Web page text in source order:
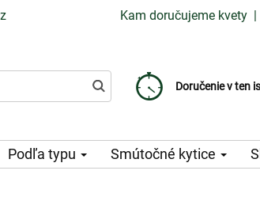
Kam doručujeme kvety |
Doručenie v ten
Poplatok za
Vyberte si dátum
Podľa typu Smútočné kytice